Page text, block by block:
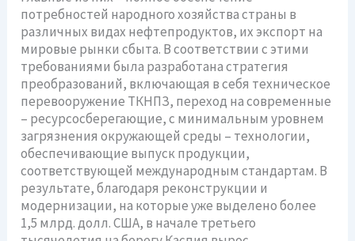
потребностей народного хозяйства страны в
различных видах нефтепродуктов, их экспорт на
мировые рынки сбыта. В соответствии с этими
требованиями была разработана стратегия
преобразований, включающая в себя техническое
перевооружение ТКНПЗ, переход на современные
– ресурсосберегающие, с минимальным уровнем
загрязнения окружающей среды – технологии,
обеспечивающие выпуск продукции,
соответствующей международным стандартам. В
результате, благодаря реконструкции и
модернизации, на которые уже выделено более
1,5 млрд. долл. США, в начале третьего